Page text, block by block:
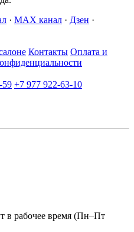
· MAX канал · Дзен ·
Контакты Оплата и
59 +7 977 922-63-10
в рабочее время (Пн–Пт